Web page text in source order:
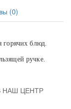
(0)
горячих блюд.
ручке.
НАШ ЦЕНТР